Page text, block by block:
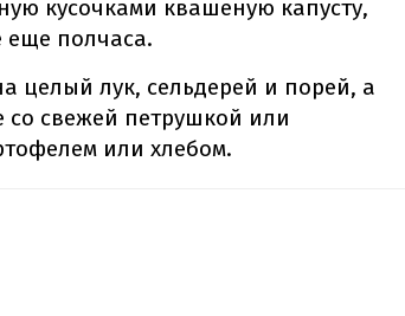
кусочками квашеную капусту,
еще полчаса.
целый лук, сельдерей и порей, а
со свежей петрушкой или
или хлебом.